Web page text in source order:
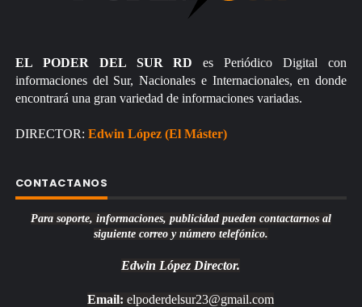
EL PODER DEL SUR RD es Periódico Digital con
informaciones del Sur, Nacionales e Internacionales, en donde
encontrará una gran variedad de informaciones variadas.
DIRECTOR: Edwin López (El Máster)
CONTACTANOS
Para soporte, informaciones, publicidad pueden contactarnos al
siguiente correo y número telefónico.
Edwin López Director.
Email: elpoderdelsur23@gmail.com